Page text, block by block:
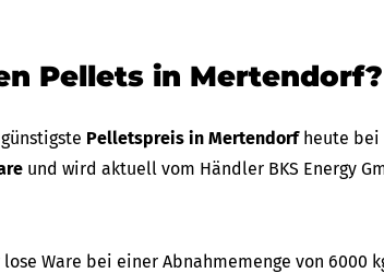
Pellets in Mertendorf?
Pelletspreis in Mertendorf heute bei
und wird aktuell vom Händler BKS Energy
Ware bei einer Abnahmemenge von 6000